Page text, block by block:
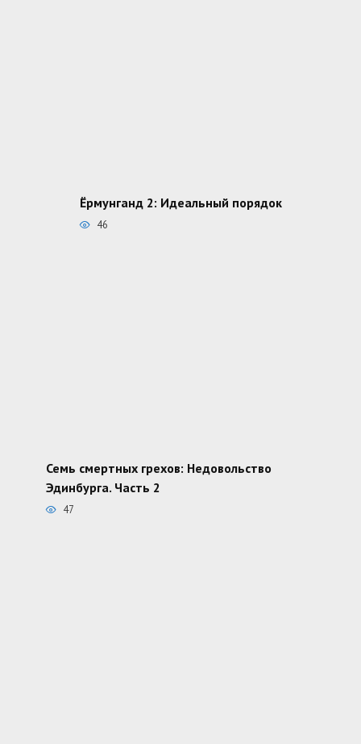
Ёрмунганд 2: Идеальный порядок
46
Семь смертных грехов: Недовольство
Эдинбурга. Часть 2
47